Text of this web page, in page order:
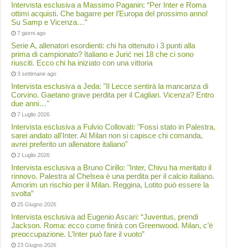
Intervista esclusiva a Massimo Paganin: “Per Inter e Roma
ottimi acquisti. Che bagarre per l’Europa del prossimo anno!
Su Samp e Vicenza…”
7 giorni ago
Serie A, allenatori esordienti: chi ha ottenuto i 3 punti alla
prima di campionato? Italiano e Jurić nei 18 che ci sono
riusciti. Ecco chi ha iniziato con una vittoria
3 settimane ago
Intervista esclusiva a Jeda: "Il Lecce sentirà la mancanza di
Corvino. Gaetano grave perdita per il Cagliari. Vicenza? Entro
due anni…"
7 Luglio 2026
Intervista esclusiva a Fulvio Collovati: "Fossi stato in Palestra,
sarei andato all'Inter. Al Milan non si capisce chi comanda,
avrei preferito un allenatore italiano"
2 Luglio 2026
Intervista esclusiva a Bruno Cirillo: "Inter, Chivu ha meritato il
rinnovo. Palestra al Chelsea è una perdita per il calcio italiano.
Amorim un rischio per il Milan. Reggina, Lotito può essere la
svolta”
25 Giugno 2026
Intervista esclusiva ad Eugenio Ascari: “Juventus, prendi
Jackson. Roma: ecco come finirà con Greenwood. Milan, c’è
preoccupazione. L’Inter può fare il vuoto”
23 Giugno 2026